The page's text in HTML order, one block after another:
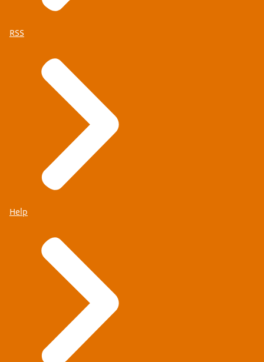
RSS
Help